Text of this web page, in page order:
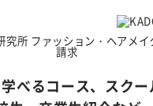
べるコース、スク